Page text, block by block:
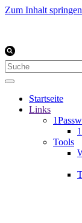
Zum Inhalt springen
Suchen
nach …
Startseite
Links
Tools